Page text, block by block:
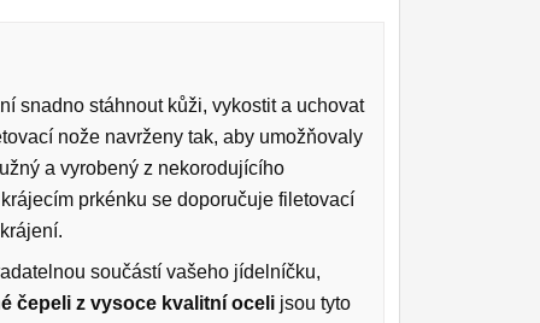
snadno stáhnout kůži, vykostit a uchovat
nože navrženy tak, aby umožňovaly
a vyrobený z nekorodujícího
prkénku se doporučuje filetovací
součástí vašeho jídelníčku,
čepeli z vysoce kvalitní oceli jsou tyto